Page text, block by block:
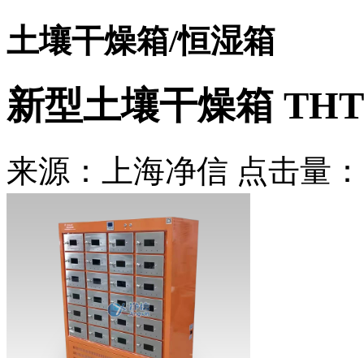
土壤干燥箱/恒湿箱
新型土壤干燥箱
来源：上海净信 点击量：